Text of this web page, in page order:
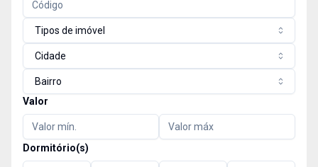
Tipos de imóvel
Cidade
Bairro
Valor
Dormitório(s)